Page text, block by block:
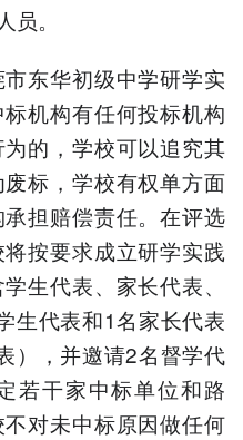
。
东华初级中学研学实
机构有任何投标机构
的，学校可以追究其
标，学校有权单方面
担赔偿责任。在评选
按要求成立研学实践
生代表、家长代表、
生代表和1名家长代表
），并邀请2名督学代
若干家中标单位和路
对未中标原因做任何